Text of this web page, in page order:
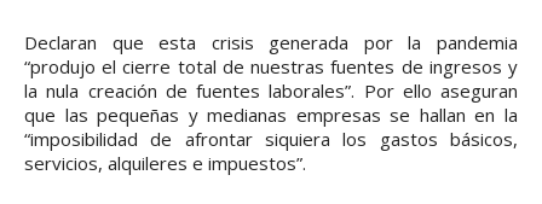
Declaran que esta crisis generada por la pandemia
“produjo el cierre total de nuestras fuentes de ingresos y
la nula creación de fuentes laborales”. Por ello aseguran
que las pequeñas y medianas empresas se hallan en la
“imposibilidad de afrontar siquiera los gastos básicos,
servicios, alquileres e impuestos”.